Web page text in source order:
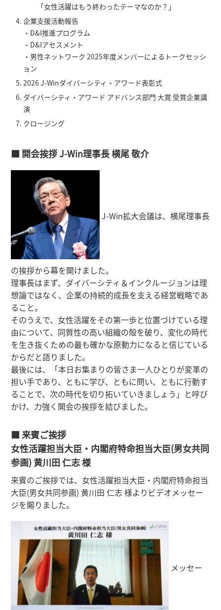
「女性活躍はもう終わったテーマなのか？」
企業支援活動報告
・D&I推進プログラム
・D&Iアセスメント
・男性ネットワーク 2025年度メンバーによるトークセッシ
ョン
2026 J-Winダイバーシティ・アワード表彰式
ダイバーシティ・アワード アドバンス部門 大賞 受賞企業講
演
クロージング
■ 開会挨拶 J-Win理事長 横尾 敬介
J-Win拡大会議は、横尾理事長
の挨拶から幕を開けました。
理事長はまず、ダイバーシティ＆インクルージョンは理
想論ではなく、企業の持続的成長を支える経営戦略であ
ること。
そのうえで、女性活躍をその第一歩と位置づけている理
由について、同質性の高い組織の殻を破り、変化の時代
を生き抜くための最も確かな原動力になると信じている
からだと語りました。
最後には、「本日お集まりの皆さま一人ひとりが変革の
担い手であり、ともに学び、ともに問い、ともに行動す
ることで、次の時代を切り拓いていきましょう」と呼び
かけ、力強く開会の挨拶を結びました。
■ 来賓ご挨拶
女性活躍担当大臣・内閣府特命担当大臣(男女共同
参画) 黄川田 仁志 様
来賓のご挨拶では、女性活躍担当大臣・内閣府特命担当
大臣(男女共同参画) 黄川田 仁志 様よりビデオメッセー
ジを賜りました。
メッセー